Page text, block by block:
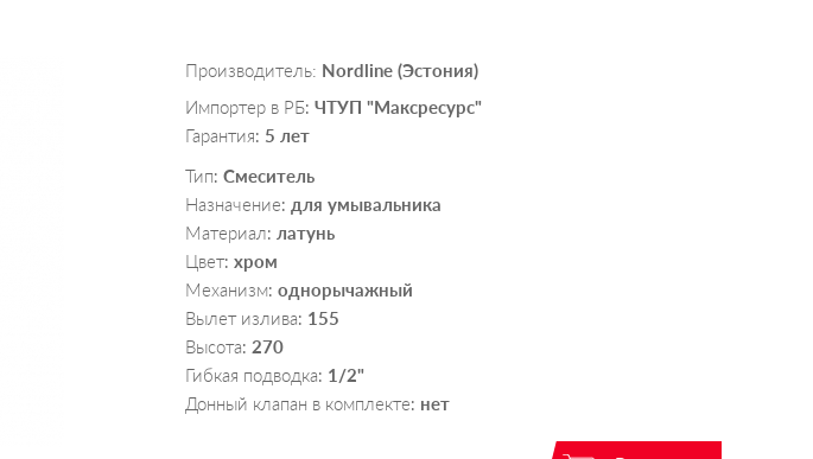
Производитель: Nordline (Эстония)
Импортер в РБ: ЧТУП "Максресурс"
Гарантия: 5 лет
Тип: Смеситель
Назначение: для умывальника
Материал: латунь
Цвет: хром
Механизм: однорычажный
Вылет излива: 155
Высота: 270
Гибкая подводка: 1/2"
Донный клапан в комплекте: нет